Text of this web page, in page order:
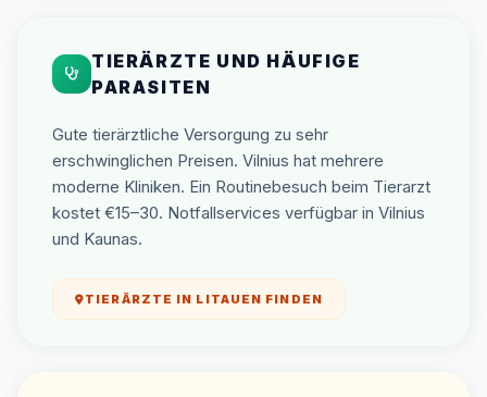
TIERÄRZTE UND HÄUFIGE
PARASITEN
Gute tierärztliche Versorgung zu sehr
erschwinglichen Preisen. Vilnius hat mehrere
moderne Kliniken. Ein Routinebesuch beim Tierarzt
kostet €15–30. Notfallservices verfügbar in Vilnius
und Kaunas.
TIERÄRZTE IN LITAUEN FINDEN